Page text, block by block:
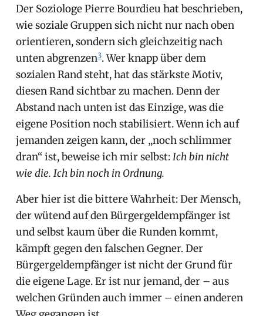
Der Soziologe Pierre Bourdieu hat beschrieben,
wie soziale Gruppen sich nicht nur nach oben
orientieren, sondern sich gleichzeitig nach
unten abgrenzen3. Wer knapp über dem
sozialen Rand steht, hat das stärkste Motiv,
diesen Rand sichtbar zu machen. Denn der
Abstand nach unten ist das Einzige, was die
eigene Position noch stabilisiert. Wenn ich auf
jemanden zeigen kann, der „noch schlimmer
dran“ ist, beweise ich mir selbst:Ich bin nicht
wie die. Ich bin noch in Ordnung.
Aber hier ist die bittere Wahrheit: Der Mensch,
der wütend auf den Bürgergeldempfänger ist
und selbst kaum über die Runden kommt,
kämpft gegen den falschen Gegner. Der
Bürgergeldempfänger ist nicht der Grund für
die eigene Lage. Er ist nur jemand, der – aus
welchen Gründen auch immer – einen anderen